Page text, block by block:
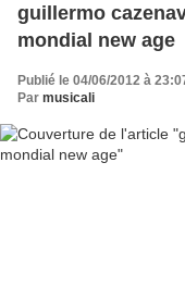
guillermo
mondial new age
Publié le 04/06/2012 à
Par musicali